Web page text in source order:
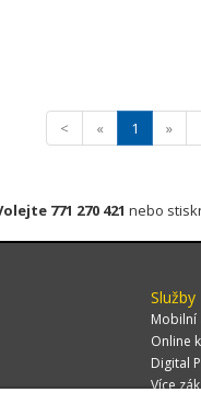
< « 1 »
771 270 421 nebo
Služby
Mobilní
Online
Digital
Více